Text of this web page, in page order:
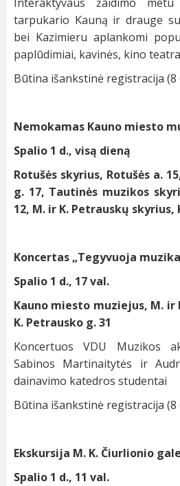
Interaktyvaus žaidimo
tarpukario Kauną ir drauge
bei Kazimieru aplankomi
paplūdimiai, kavinės, kino
Būtina išankstinė registracija (8
Nemokamas Kauno miesto
Spalio 1 d., visą dieną
Rotušės skyrius, Rotušės a.
g. 17, Tautinės muzikos
12, M. ir K. Petrauskų skyrius,
Koncertas „Tegyvuoja
Spalio 1 d., 17 val.
Kauno miesto muziejus, M. ir
K. Petrausko g. 31
Koncertuos VDU Muzikos
Sabinos Martinaitytės ir
dainavimo katedros studentai
Būtina išankstinė registracija (8
Ekskursija M. K. Čiurlionio
Spalio 1 d., 11 val.